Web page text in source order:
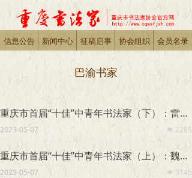
信息公告 新闻中心 征稿启事 协会组织 会员名录
巴渝书家
重庆市首届“十佳”中青年书法家（下）：雷鹏晖、李中华、刘兴刚、彭松、王树成
넶 2285
2023-05-07
重庆市首届“十佳”中青年书法家（上）：魏华利、夏翔飞、张邦来、张洪、卓祖毅
넶 3145
2023-05-07